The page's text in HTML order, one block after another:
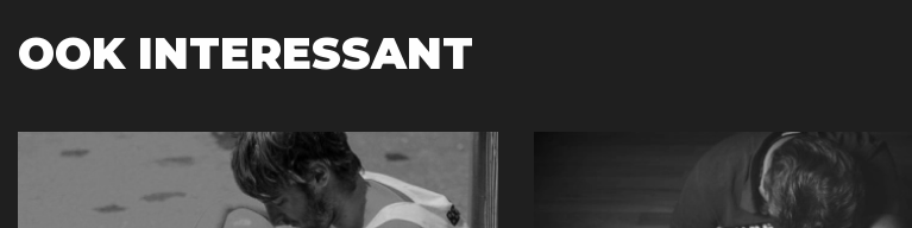
OOK INTERESSANT